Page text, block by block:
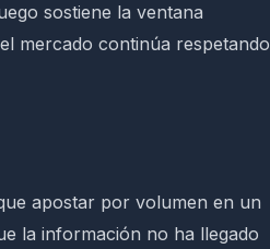
sostiene la ventana
mercado continúa respetando
apostar por volumen en un
la información no ha llegado